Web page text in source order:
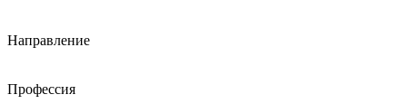
Направление
Профессия